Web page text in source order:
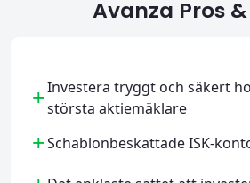
Avanza Pros
+Investera tryggt och säkert
största aktiemäklare
+Schablonbeskattade ISK-